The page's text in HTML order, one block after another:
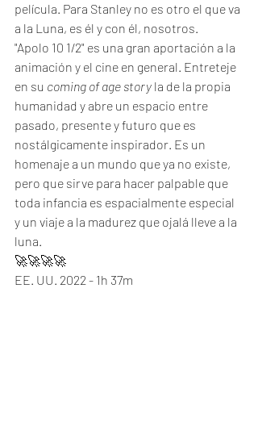
película. Para Stanley no es otro el que va
a la Luna, es él y con él, nosotros.
"Apolo 10 1/2" es una gran aportación a la
animación y el cine en general. Entreteje
en su coming of age story la de la propia
humanidad y abre un espacio entre
pasado, presente y futuro que es
nostálgicamente inspirador. Es un
homenaje a un mundo que ya no existe,
pero que sirve para hacer palpable que
toda infancia es espacialmente especial
y un viaje a la madurez que ojalá lleve a la
luna.
🚀🚀🚀🚀
EE. UU. 2022 - 1h 37m